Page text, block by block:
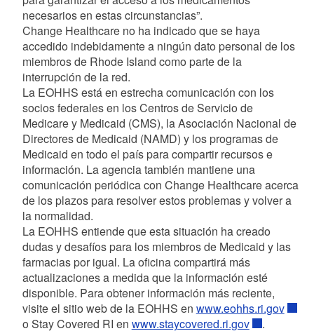
necesarios en estas circunstancias”.
Change Healthcare no ha indicado que se haya
accedido indebidamente a ningún dato personal de los
miembros de Rhode Island como parte de la
interrupción de la red.
La EOHHS está en estrecha comunicación con los
socios federales en los Centros de Servicio de
Medicare y Medicaid (CMS), la Asociación Nacional de
Directores de Medicaid (NAMD) y los programas de
Medicaid en todo el país para compartir recursos e
información. La agencia también mantiene una
comunicación periódica con Change Healthcare acerca
de los plazos para resolver estos problemas y volver a
la normalidad.
La EOHHS entiende que esta situación ha creado
dudas y desafíos para los miembros de Medicaid y las
farmacias por igual. La oficina compartirá más
actualizaciones a medida que la información esté
disponible. Para obtener información más reciente,
visite el sitio web de la EOHHS en www.eohhs.ri.gov
o Stay Covered RI en www.staycovered.ri.gov
.